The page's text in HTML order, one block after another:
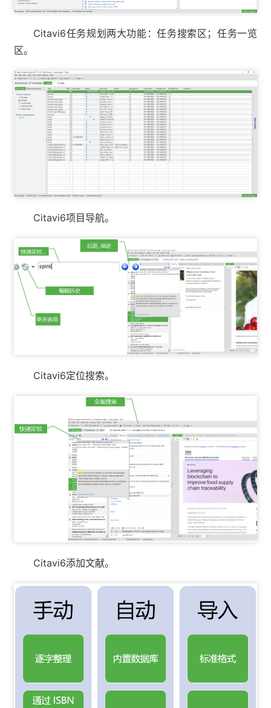
Citavi6任务规划两大功能：任务搜索区；任务一览
区。
Citavi6项目导航。
Citavi6定位搜索。
Citavi6添加文献。